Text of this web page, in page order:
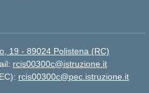
19 - 89024 Polistena (RC)
rcis00300c@istruzione.it
rcis00300c@pec.istruzione.it